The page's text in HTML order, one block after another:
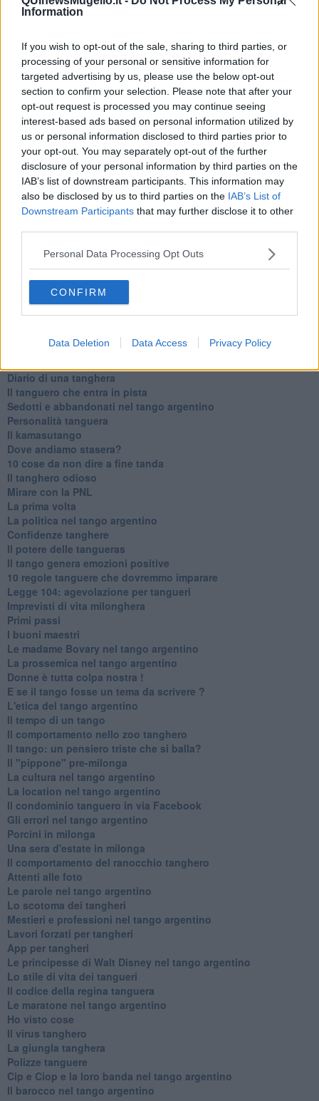
Information
If you wish to opt-out of the sale, sharing to third parties, or
processing of your personal or sensitive information for
targeted advertising by us, please use the below opt-out
section to confirm your selection. Please note that after your
opt-out request is processed you may continue seeing
interest-based ads based on personal information utilized by
us or personal information disclosed to third parties prior to
your opt-out. You may separately opt-out of the further
disclosure of your personal information by third parties on the
IAB’s list of downstream participants. This information may
also be disclosed by us to third parties on the IAB’s List of
Downstream Participants that may further disclose it to other
Personal Data Processing Opt Outs
CONFIRM
Data Deletion Data Access Privacy Policy
garantendo in tal modo la restituzione dell’acconto versato ed
tutela da eventuali perdite di presenze tanguere.
Credo anche nel fatto che i ballerini sapendo di non perdere
eventualmente niente sarebbero più incentivati a prenotare senza
remore poiché tanti sono restii a fare programmi a lunga scadenza.
Al mondo di oggi è meglio “campare” alla giornata e vivere nel qui e
ora ci suggerisce lo psicologo e purtroppo come ce lo dimostrano
anche i fatti di cronaca.
Maria Caruso
Se vuoi leggere le notizie principali della Toscana iscriviti alla
Newsletter QUInews - ToscanaMedia.Arriva gratis tutti i giorni
alle 20:00 direttamente nella tua casella di posta.
Basta cliccareQUI
Diario di una tanghera
Il tanguero che entra in pista
Sedotti e abbandonati nel tango argentino
Personalità tanguera
Il kamasutango
Dove andiamo stasera?
10 cose da non dire a fine tanda
Il tanghero odioso
Mirare con la PNL
La prima volta
La politica nel tango argentino
Confidenze tanghere
Il potere delle tangueras
Il tango genera emozioni positive
10 regole tanguere che dovremmo imparare
Legge 104: agevolazione per tangueri
Imprevisti di vita milonghera
Primi passi
I buoni maestri
Le madame Bovary nel tango argentino
La prossemica nel tango argentino
Donne è tutta colpa nostra !
E se il tango fosse un tema da scrivere ?
L'etica del tango argentino
Il tempo di un tango
Il comportamento nello zoo tanghero
Il tango: un pensiero triste che si balla?
Il "pippone" pre-milonga
La cultura nel tango argentino
La location nel tango argentino
Il condominio tanguero in via Facebook
Gli errori nel tango argentino
Porcini in milonga
Una sera d'estate in milonga
Il comportamento del ranocchio tanghero
Attenti alle foto
Le parole nel tango argentino
Lo scotoma dei tangheri
Mestieri e professioni nel tango argentino
Lavori forzati per tangheri
App per tangheri
Le principesse di Walt Disney nel tango argentino
Lo stile di vita dei tangueri
Il codice della regina tanguera
Le maratone nel tango argentino
Ho visto cose
Il virus tanghero
La giungla tanghera
Polizze tanguere
Cip e Ciop e la loro banda nel tango argentino
Il barocco nel tango argentino